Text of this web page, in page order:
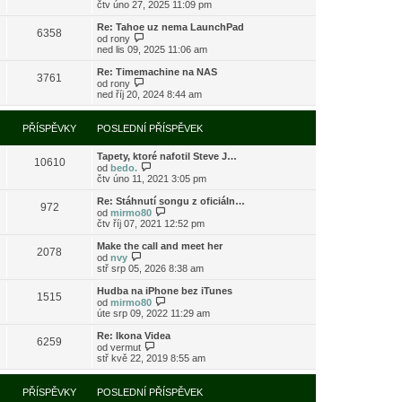
ě
e
ř
s
ě
e
o
l
d
í
ř
í
s
p
ě
v
e
k
o
r
z
i
p
o
s
l
e
d
í
ř
í
p
ě
v
k
čtv úno 27, 2025 11:09 pm
6358
Re: Tahoe uz nema LaunchPad
od rony
o
r
z
i
t
p
o
s
l
e
d
í
p
ř
í
p
ě
v
k
ned lis 09, 2025 11:06 am
3761
Re: Timemachine na NAS
od rony
o
r
a
z
i
t
p
o
l
e
d
í
ř
í
s
p
ě
v
k
ned říj 20, 2024 8:44 am
PŘÍSPĚVKY POSLEDNÍ PŘÍSPĚVEK
10610
Tapety, ktoré nafotil Steve J…
od bedo.
o
r
a
z
i
t
p
o
s
e
d
n
p
ř
í
s
ě
čtv úno 11, 2021 3:05 pm
972
Re: Stáhnutí songu z oficiáln…
od mirmo80
o
r
z
p
o
s
e
n
í
ř
čtv říj 07, 2021 12:52 pm
2078
Make the call and meet her
od nvy
o
r
a
z
t
p
o
s
l
e
d
stř srp 05, 2026 8:38 am
1515
Hudba na iPhone bez iTunes
od mirmo80
o
r
z
t
p
o
úte srp 09, 2022 11:29 am
6259
Re: Ikona Videa
od vermut
o
r
a
z
stř kvě 22, 2019 8:55 am
PŘÍSPĚVKY POSLEDNÍ PŘÍSPĚVEK